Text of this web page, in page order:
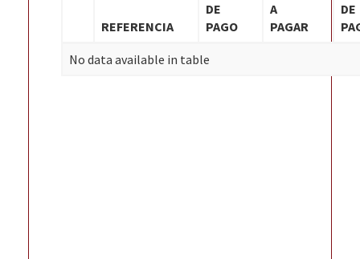
REFERENCIA
DE
PAGO
A
PAGAR
DE
No data available in table